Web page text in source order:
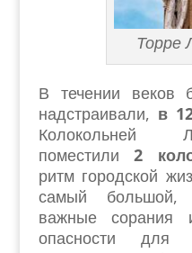
Торре
В течении
надстраивали, в
Колокольней
поместили2
ритм городской
самый
важные сорания
опасности